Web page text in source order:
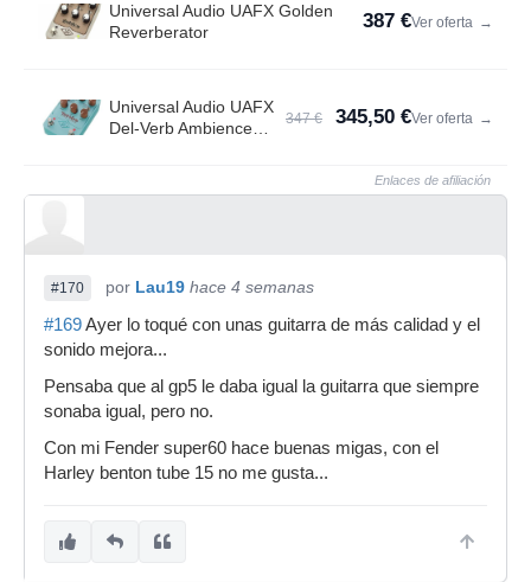
Universal Audio UAFX Golden
Reverberator
387 €Ver oferta →
Universal Audio UAFX
Del-Verb Ambience
347 € 345,50 €Ver oferta →
Enlaces de afiliación
#170 por Lau19 hace 4 semanas
#169Ayer lo toqué con unas guitarra de más calidad y el
sonido mejora...
Pensaba que al gp5 le daba igual la guitarra que siempre
sonaba igual, pero no.
Con mi Fender super60 hace buenas migas, con el
Harley benton tube 15 no me gusta...